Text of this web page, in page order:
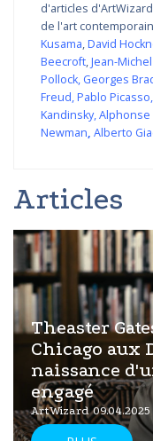
d'articles
de l'art
Kusama,David
Beecroft,Jean-
Pollock, Georges
Freud,Pablo Picasso,
Kandinsky,Alphonse
Newman, Alberto
Articles
Theaster
Chicago aux
naissance
engagé
ArtWizard 09.04.2025